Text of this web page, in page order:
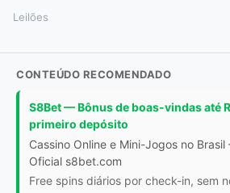
Leilões
CONTEÚDO RECOMENDADO
S8Bet — Bônus de boas-vindas até
primeiro depósito
Cassino Online e Mini-Jogos no
Oficial s8bet.com
Free spins diários por check-in, sem